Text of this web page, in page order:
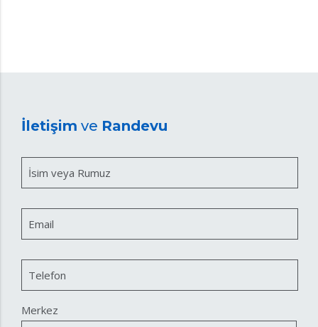
İletişim ve Randevu
İsim veya Rumuz
Email
Telefon
Merkez